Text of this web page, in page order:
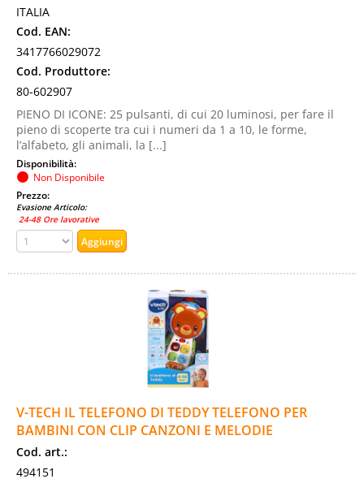
ITALIA
Cod. EAN:
3417766029072
Cod. Produttore:
80-602907
PIENO DI ICONE: 25 pulsanti, di cui 20 luminosi, per fare il
pieno di scoperte tra cui i numeri da 1 a 10, le forme,
l’alfabeto, gli animali, la [...]
Disponibilità:
Non Disponibile
Prezzo:
Evasione Articolo:
24-48 Ore lavorative
V-TECH IL TELEFONO DI TEDDY TELEFONO PER
BAMBINI CON CLIP CANZONI E MELODIE
Cod. art.:
494151